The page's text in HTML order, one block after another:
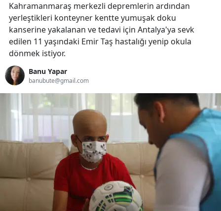
Kahramanmaraş merkezli depremlerin ardından
yerleştikleri konteyner kentte yumuşak doku
kanserine yakalanan ve tedavi için Antalya'ya sevk
edilen 11 yaşındaki Emir Taş hastalığı yenip okula
dönmek istiyor.
Banu Yapar
banubute@gmail.com